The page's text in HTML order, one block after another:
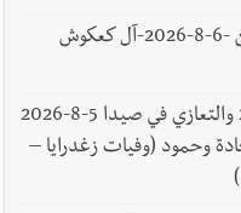
وفاة الحاجة رقية محمد حمودة -الدفن -6-8-2026-آل كعكوش
وفاة مصطفى محمد موسى 3-8-2026 والتعازي في صيدا 5-8-2026
وحمود (وفيات زغدرايا –